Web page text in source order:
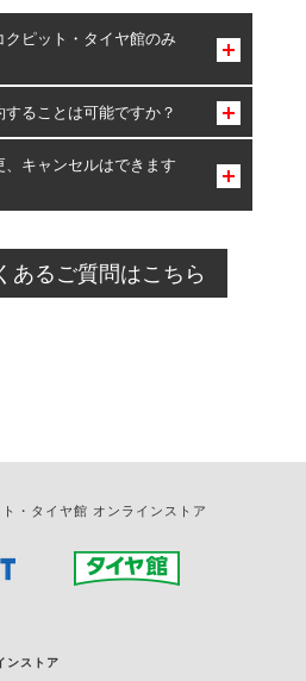
クピット・タイヤ館のみ
のみとなります。
ることは可能ですか？
約は可能です。
組み合わせに限り、同時にご予約が
す。
キャンセルはできます
日前を過ぎている場合のご予約
しては、直接ご予約の店舗まで
あるご質問はこちら
ト・タイヤ館 オンラインストア
ンストア